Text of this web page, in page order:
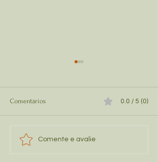
Pitaya Foliar: Nutrição Rápida
Comentários 0.0 / 5 (0)
Comente e avalie